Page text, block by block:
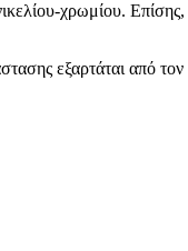
χρωμίου. Επίσης,
εξαρτάται από τον